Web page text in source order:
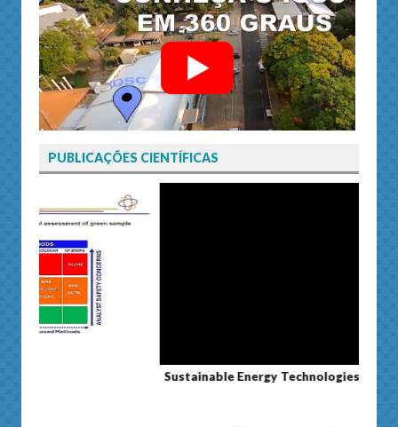
PUBLICAÇÕES CIENTÍFICAS
Sustainable Energy Technologies and Assessments